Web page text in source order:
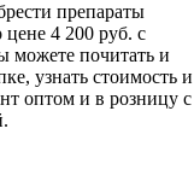
препараты
4 200 руб. с
можете почитать и
узнать стоимость и
оптом и в розницу с